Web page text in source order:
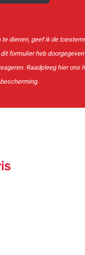
te dienen, geef ik de
formulier heb
Raadpleeg hierons